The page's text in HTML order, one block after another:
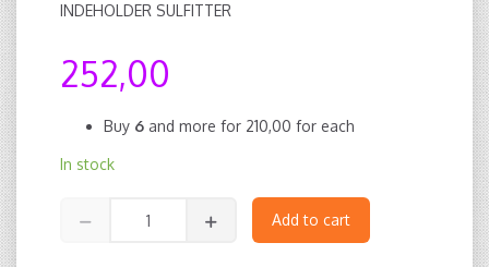
INDEHOLDER SULFITTER
252,00
Buy 6 and more for 210,00 for each
In stock
Add to cart